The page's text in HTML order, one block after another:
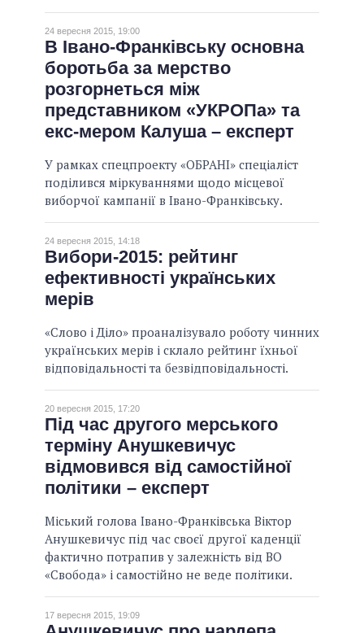
24 вересня 2015, 19:00
В Івано-Франківську основна
боротьба за мерство
розгорнеться між
представником «УКРОПа» та
екс-мером Калуша – експерт
У рамках спецпроекту «ОБРАНІ» спеціаліст
поділився міркуваннями щодо місцевої
виборчої кампанії в Івано-Франківську.
24 вересня 2015, 14:18
Вибори-2015: рейтинг
ефективності українських
мерів
«Слово і Діло» проаналізувало роботу чинних
українських мерів і склало рейтинг їхньої
відповідальності та безвідповідальності.
20 вересня 2015, 17:20
Під час другого мерського
терміну Анушкевичус
відмовився від самостійної
політики – експерт
Міський голова Івано-Франківська Віктор
Анушкевичус під час своєї другої каденції
фактично потрапив у залежність від ВО
«Свобода» і самостійно не веде політики.
17 вересня 2015, 19:09